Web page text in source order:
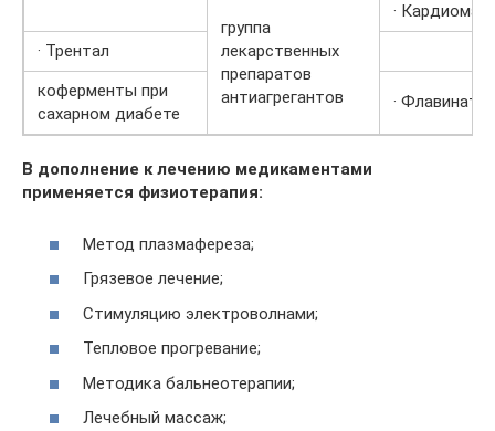
группа
лекарственных
препаратов
антиагрегантов
·
· Трентал
коферменты при
сахарном диабете
· Флавинат;
В дополнение к лечению медикаментами
применяется физиотерапия:
Метод плазмафереза;
Грязевое лечение;
Стимуляцию электроволнами;
Тепловое прогревание;
Методика бальнеотерапии;
Лечебный массаж;